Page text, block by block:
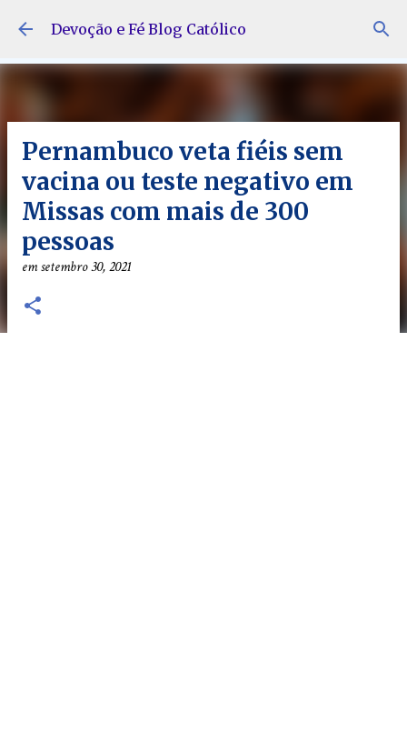
Pular para o conteúdo principal
Devoção e Fé Blog Católico
Pernambuco veta fiéis sem
vacina ou teste negativo em
Missas com mais de 300
pessoas
emsetembro 30, 2021